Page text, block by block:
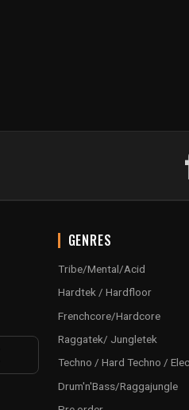
GENRES
Tribe/Mental/Acid
Hardtek / Hardfloor
Frenchcore/Hardcore
Raggatek/ Jungletek
Techno / Hard Techno /
Drum'n'Bass/Raggajungle